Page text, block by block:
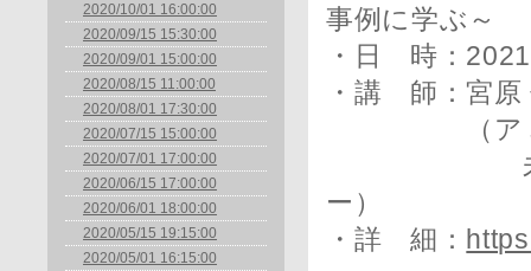
2020/10/01 16:00:00
2020/09/15 15:30:00
2020/09/01 15:00:00
2020/08/15 11:00:00
2020/08/01 17:30:00
2020/07/15 15:00:00
2020/07/01 17:00:00
2020/06/15 17:00:00
2020/06/01 18:00:00
2020/05/15 19:15:00
2020/05/01 16:15:00
事例に学ぶ～
・日 時：
・講 師：宮原
（アミタ
未来デザ
ー）
・詳 細：